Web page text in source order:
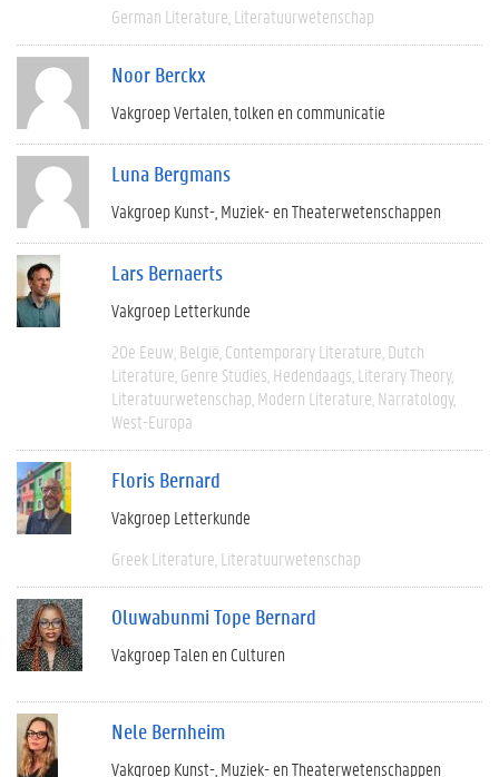
German Literature Literatuurwetenschap
Noor Berckx
Vakgroep Vertalen, tolken en communicatie
Luna Bergmans
Vakgroep Kunst-, Muziek- en Theaterwetenschappen
Lars Bernaerts
Vakgroep Letterkunde
20e Eeuw België Contemporary Literature Dutch
Literature Genre Studies Hedendaags Literary Theory
Literatuurwetenschap Modern Literature Narratology
West-Europa
Floris Bernard
Vakgroep Letterkunde
Greek Literature Literatuurwetenschap
Oluwabunmi Tope Bernard
Vakgroep Talen en Culturen
Nele Bernheim
Vakgroep Kunst-, Muziek- en Theaterwetenschappen